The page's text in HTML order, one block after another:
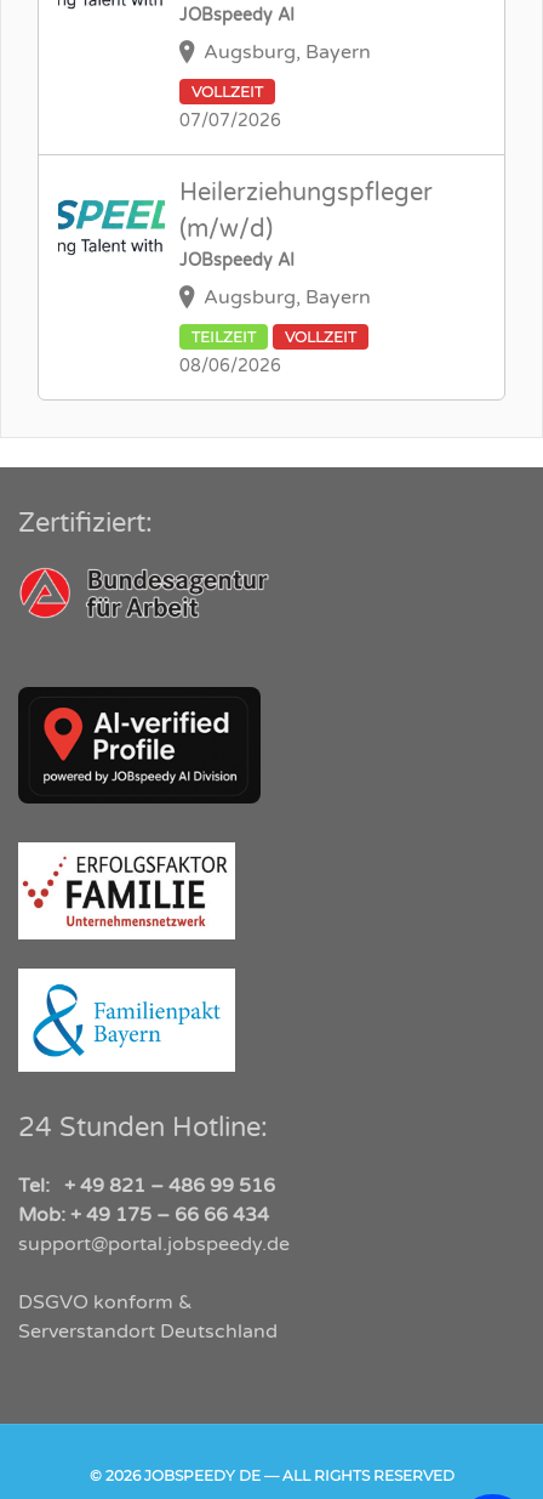
JOBspeedy AI
Augsburg, Bayern
VOLLZEIT
07/07/2026
Heilerziehungspfleger
(m/w/d)
JOBspeedy AI
Augsburg, Bayern
TEILZEIT VOLLZEIT
08/06/2026
Zertifiziert:
24 Stunden Hotline:
Tel: + 49 821 – 486 99 516
Mob: + 49 175 – 66 66 434
support@portal.jobspeedy.de
DSGVO konform &
Serverstandort Deutschland
© 2026 JOBSPEEDY DE — ALL RIGHTS RESERVED